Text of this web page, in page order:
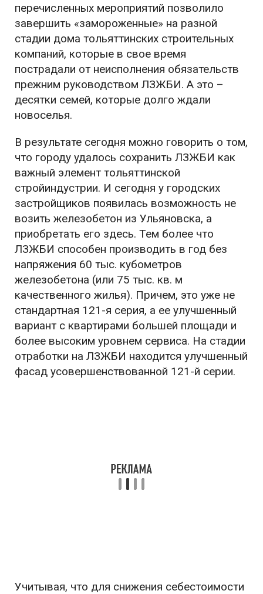
перечисленных мероприятий позволило
завершить «замороженные» на разной
стадии дома тольяттинских строительных
компаний, которые в свое время
пострадали от неисполнения обязательств
прежним руководством ЛЗЖБИ. А это –
десятки семей, которые долго ждали
новоселья.
В результате сегодня можно говорить о том,
что городу удалось сохранить ЛЗЖБИ как
важный элемент тольяттинской
стройиндустрии. И сегодня у городских
застройщиков появилась возможность не
возить железобетон из Ульяновска, а
приобретать его здесь. Тем более что
ЛЗЖБИ способен производить в год без
напряжения 60 тыс. кубометров
железобетона (или 75 тыс. кв. м
качественного жилья). Причем, это уже не
стандартная 121-я серия, а ее улучшенный
вариант с квартирами большей площади и
более высоким уровнем сервиса. На стадии
отработки на ЛЗЖБИ находится улучшенный
фасад усовершенствованной 121-й серии.
Учитывая, что для снижения себестоимости